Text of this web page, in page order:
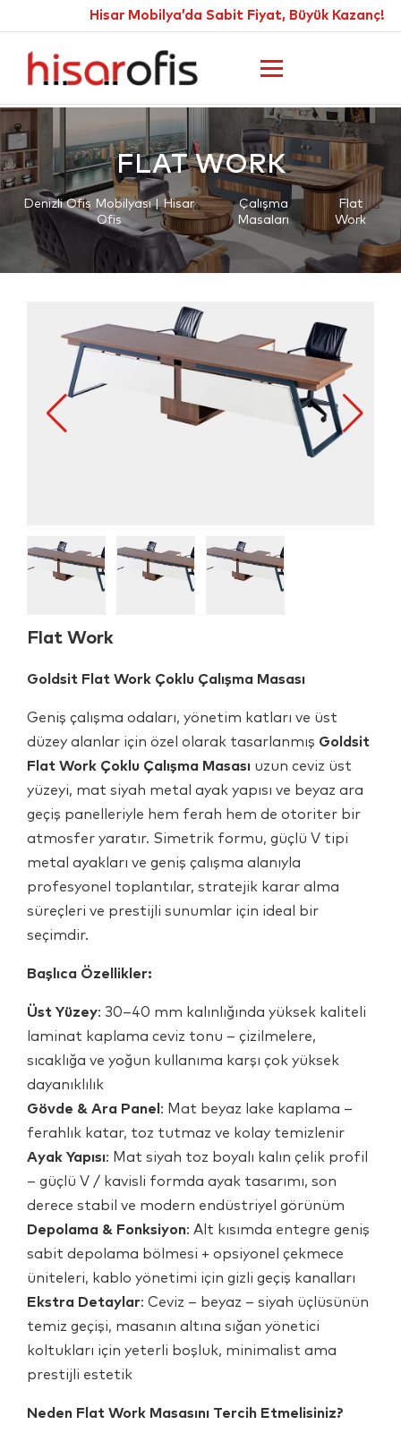
Hisar Mobilya’da Sabit Fiyat, Büyük Kazanç!
FLAT WORK
Denizli Ofis Mobilyası | Hisar
Ofis
Çalışma
Masaları
Flat
Work
Flat Work
Goldsit Flat Work Çoklu Çalışma Masası
Geniş çalışma odaları, yönetim katları ve üst
düzey alanlar için özel olarak tasarlanmış Goldsit
Flat Work Çoklu Çalışma Masası uzun ceviz üst
yüzeyi, mat siyah metal ayak yapısı ve beyaz ara
geçiş panelleriyle hem ferah hem de otoriter bir
atmosfer yaratır. Simetrik formu, güçlü V tipi
metal ayakları ve geniş çalışma alanıyla
profesyonel toplantılar, stratejik karar alma
süreçleri ve prestijli sunumlar için ideal bir
seçimdir.
Başlıca Özellikler:
Üst Yüzey: 30–40 mm kalınlığında yüksek kaliteli
laminat kaplama ceviz tonu – çizilmelere,
sıcaklığa ve yoğun kullanıma karşı çok yüksek
dayanıklılık
Gövde & Ara Panel : Mat beyaz lake kaplama –
ferahlık katar, toz tutmaz ve kolay temizlenir
Ayak Yapısı: Mat siyah toz boyalı kalın çelik profil
– güçlü V / kavisli formda ayak tasarımı, son
derece stabil ve modern endüstriyel görünüm
Depolama & Fonksiyon: Alt kısımda entegre geniş
sabit depolama bölmesi + opsiyonel çekmece
üniteleri, kablo yönetimi için gizli geçiş kanalları
Ekstra Detaylar: Ceviz – beyaz – siyah üçlüsünün
temiz geçişi, masanın altına sığan yönetici
koltukları için yeterli boşluk, minimalist ama
prestijli estetik
Neden Flat Work Masasını Tercih Etmelisiniz?